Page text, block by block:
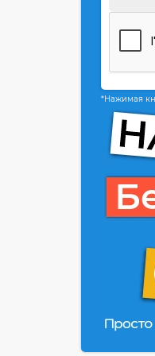
*Нажимая